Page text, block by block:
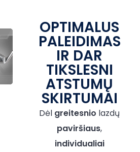
OPTIMALUS
PALEIDIMAS
IR DAR
TIKSLESNI
ATSTUMŲ
SKIRTUMAI
Dėl greitesnio lazdų
paviršiaus,
individualiai